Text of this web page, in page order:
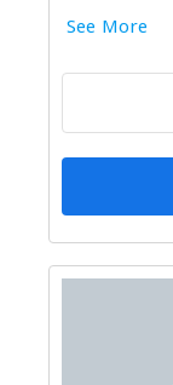
See More